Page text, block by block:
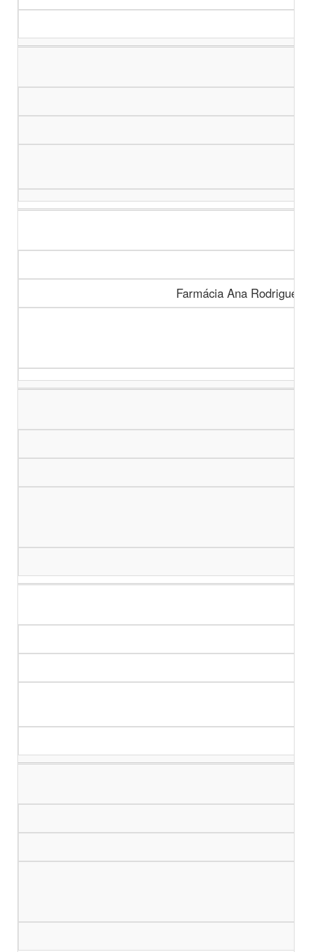
Farmácia Ana